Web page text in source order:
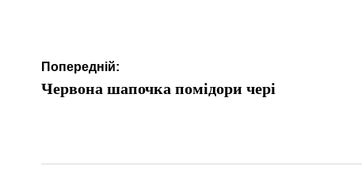
Навігація
записів
Попередній:
Червона шапочка помідори чері